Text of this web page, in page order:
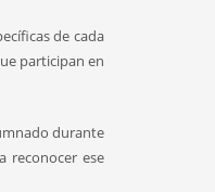
de cada
participan en
durante
reconocer ese